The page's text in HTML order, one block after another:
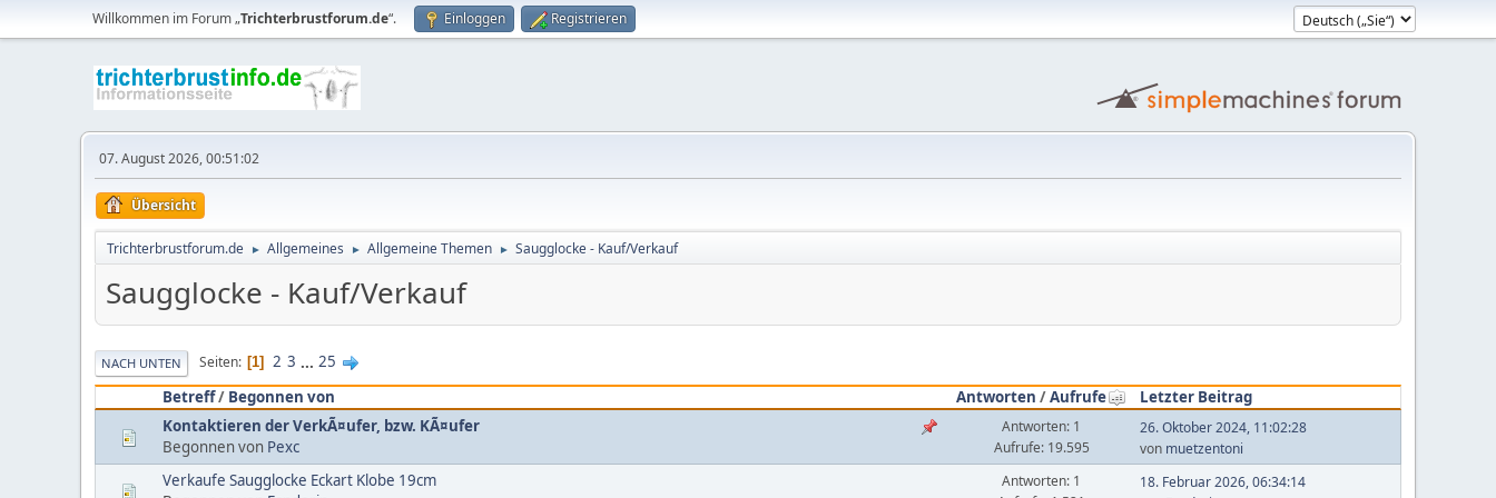
Willkommen im Forum „Trichterbrustforum.de“. Einloggen Registrieren
07. August 2026, 00:51:02
Übersicht
Trichterbrustforum.de ► Allgemeines ► Allgemeine Themen ► Saugglocke - Kauf/Verkauf
Saugglocke - Kauf/Verkauf
NACH UNTEN Seiten 1 2 3 ... 25
Betreff/ Begonnen von Antworten /Aufrufe
Letzter Beitrag
Kontaktieren der VerkÃ¤ufer, bzw. KÃ¤ufer
Begonnen von Pexc
Antworten: 1
Aufrufe: 19.595
26. Oktober 2024, 11:02:28
von muetzentoni
Verkaufe Saugglocke Eckart Klobe 19cm
Antworten: 1
18. Februar 2026, 06:34:14